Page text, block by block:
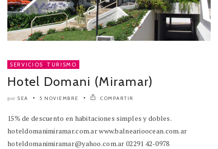
SERVICIOS , TURISMO
Hotel Domani (Miramar)
por SEA 5 NOVIEMBRE COMPARTIR
15% de descuento en habitaciones simples y dobles.
hoteldomanimiramar.com.ar www.balnearioocean.com.ar
hoteldomanimiramar@yahoo.com.ar 02291 42-0978